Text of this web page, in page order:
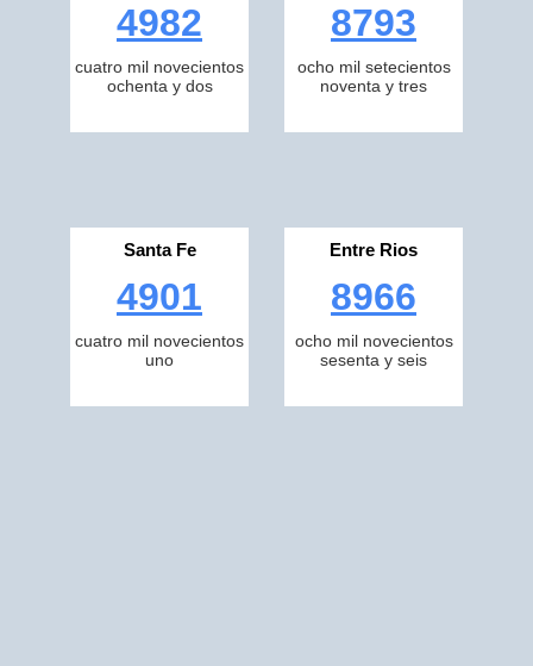
4982
cuatro mil novecientos
ochenta y dos
8793
ocho mil setecientos
noventa y tres
Santa Fe
4901
cuatro mil novecientos
uno
Entre Rios
8966
ocho mil novecientos
sesenta y seis